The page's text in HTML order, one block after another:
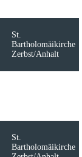
St.
Bartholomäikirche
Zerbst/Anhalt
St.
Bartholomäikirche